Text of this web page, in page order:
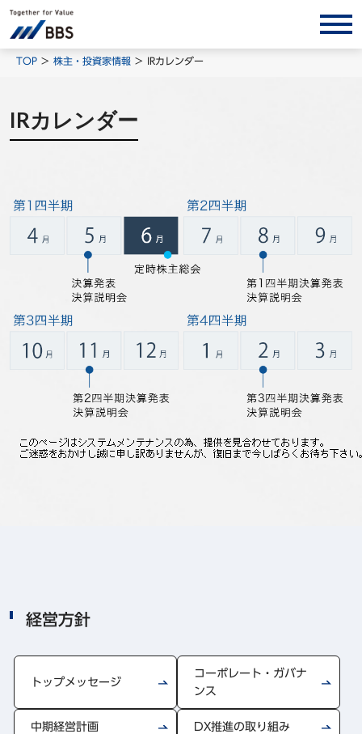
サービス/ソリューション
コラム
ホワイトペーパー
調査レポート
BBS Group News
出版書籍
ニュース
TOP 株主・投資家情報 IRカレンダー
IRカレンダー
経営方針
トップメッセージ
コーポレート・ガバナ
ンス
中期経営計画 DX推進の取り組み